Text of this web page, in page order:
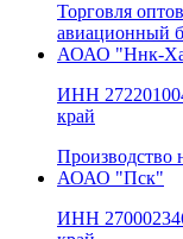
Торговля
авиационный
АОАО "Ннк-
ИНН
край
Производство
АОАО "Пск"
ИНН